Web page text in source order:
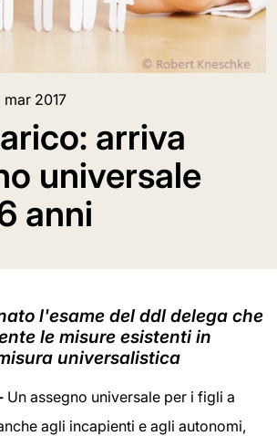
mar 2017
arriva
universale
anni
l'esame del ddl delega che
le misure esistenti in
universalistica
Un assegno universale per i figli a
agli incapienti e agli autonomi,